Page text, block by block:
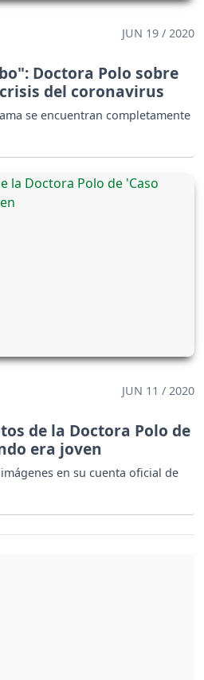
JUN 19 / 2020
Doctora Polo sobre
del coronavirus
se encuentran completamente
JUN 11 / 2020
de la Doctora Polo de
era joven
en su cuenta oficial de